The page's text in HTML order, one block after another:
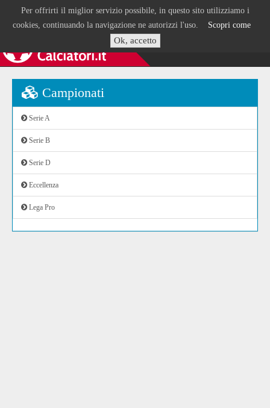
Per offrirti il miglior servizio possibile, in questo sito utilizziamo i
cookies, continuando la navigazione ne autorizzi l'uso. Scopri come
Ok, accetto
Campionati
Serie A
Serie B
Serie D
Eccellenza
Lega Pro